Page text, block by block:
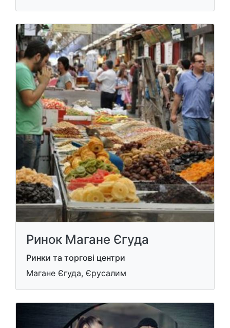
Ринок Магане Єгуда
Ринки та торгові центри
Магане Єгуда, Єрусалим